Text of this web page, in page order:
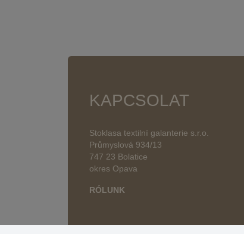
KAPCSOLAT
Stoklasa textilní galanterie s.r.o.
Průmyslová 934/13
747 23 Bolatice
okres Opava
RÓLUNK